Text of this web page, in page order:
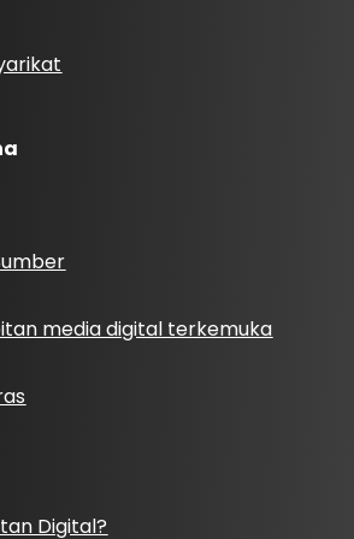
media digital terkemuka
Digital?